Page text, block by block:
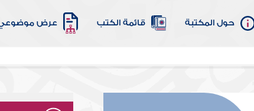
حول المكتبة قائمة الكتب عرض